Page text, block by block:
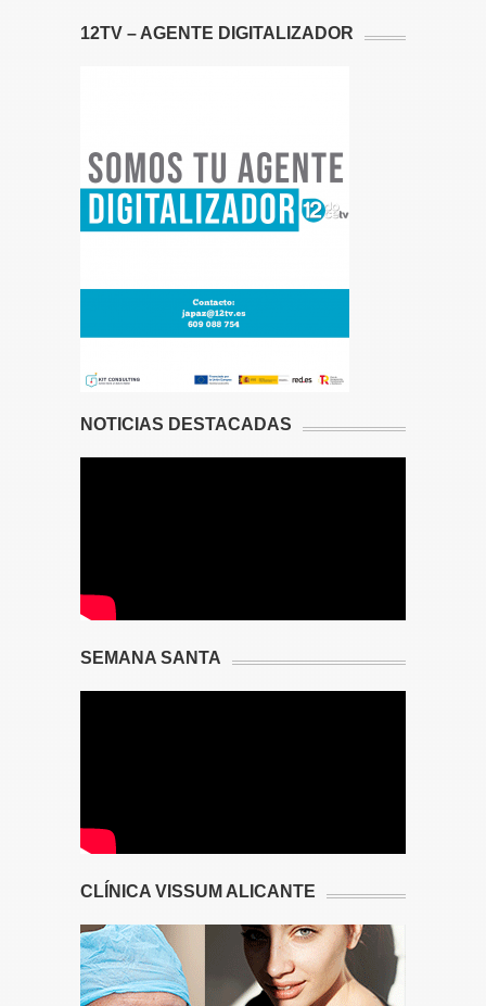
12TV – AGENTE DIGITALIZADOR
NOTICIAS DESTACADAS
SEMANA SANTA
CLÍNICA VISSUM ALICANTE